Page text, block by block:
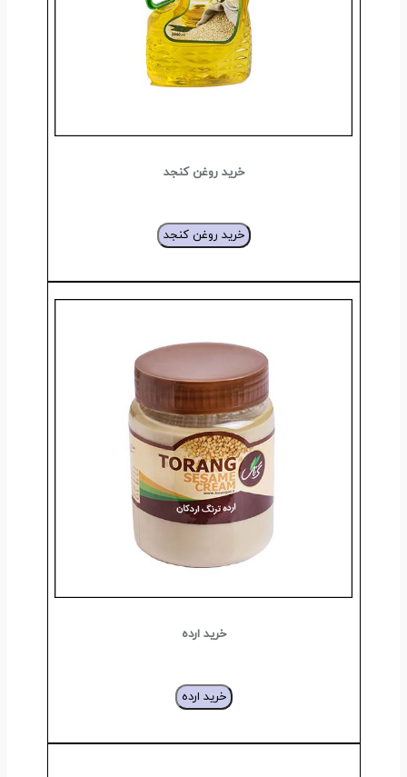
خرید روغن کنجد
خرید روغن کنجد
خرید ارده
خرید ارده